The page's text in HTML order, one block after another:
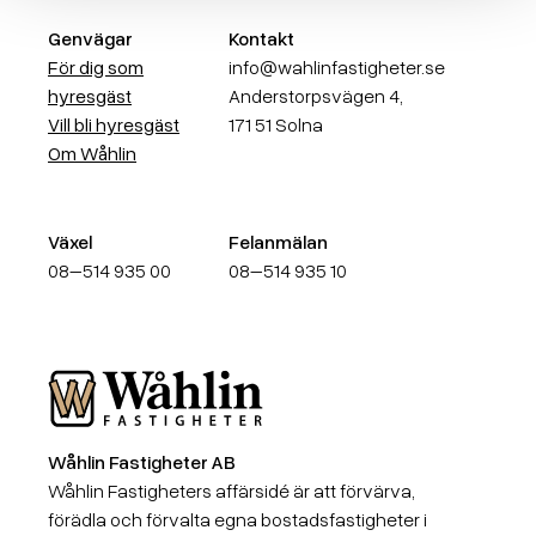
Genvägar
För dig som
hyresgäst
Vill bli hyresgäst
Om Wåhlin
Kontakt
info@wahlinfastigheter.se
Anderstorpsvägen 4,
171 51 Solna
Växel
08–514 935 00
Felanmälan
08–514 935 10
Wåhlin Fastigheter AB
Wåhlin Fastigheter AB
Wåhlin Fastigheters affärsidé är att förvärva,
förädla och förvalta egna bostadsfastigheter i